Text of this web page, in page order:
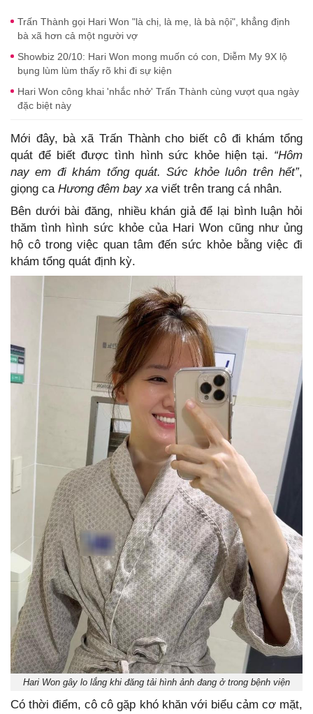
Trấn Thành gọi Hari Won "là chị, là mẹ, là bà nội", khẳng định
bà xã hơn cả một người vợ
Showbiz 20/10: Hari Won mong muốn có con, Diễm My 9X lộ
bụng lùm lùm thấy rõ khi đi sự kiện
Hari Won công khai 'nhắc nhở' Trấn Thành cùng vượt qua ngày
đặc biệt này
Mới đây, bà xã Trấn Thành cho biết cô đi khám tổng
quát để biết được tình hình sức khỏe hiện tại. “Hôm
nay em đi khám tổng quát. Sức khỏe luôn trên hết”,
giọng ca Hương đêm bay xa viết trên trang cá nhân.
Bên dưới bài đăng, nhiều khán giả để lại bình luận hỏi
thăm tình hình sức khỏe của Hari Won cũng như ủng
hộ cô trong việc quan tâm đến sức khỏe bằng việc đi
khám tổng quát định kỳ.
Hari Won gây lo lắng khi đăng tải hình ảnh đang ở trong bệnh viện
Có thời điểm, cô cô gặp khó khăn với biểu cảm cơ mặt,